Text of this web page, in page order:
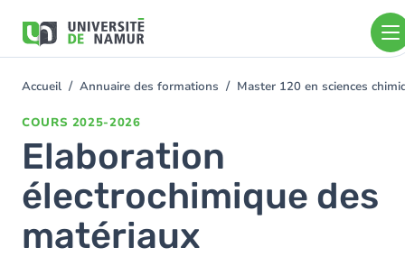
contenu
You
Accueil Annuaire des formations Master 120 en sciences
COURS 2025-2026
Elaboration
électrochimique des
matériaux